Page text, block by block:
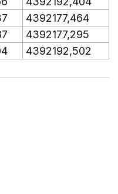
4392177,464
4392177,295
4392192,502